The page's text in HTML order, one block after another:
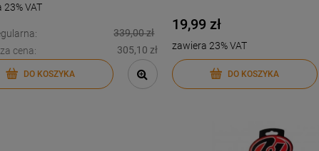
-16%
Gear MG2 Obsidian
-17%
Etnies Wallen Michelin buty
389,00 zł
469,00 zł
VAT
339,00 zł
cena:
305,10 zł
DO KOSZYKA
19,99 zł
zawiera 23% VAT
DO KOSZYKA